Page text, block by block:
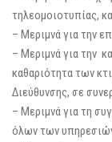
τηλεομοιοτυπίας,
– Μεριμνά για την
– Μεριμνά για την
καθαριότητα των
Διεύθυνσης, σε
– Μεριμνά για τη
όλων των